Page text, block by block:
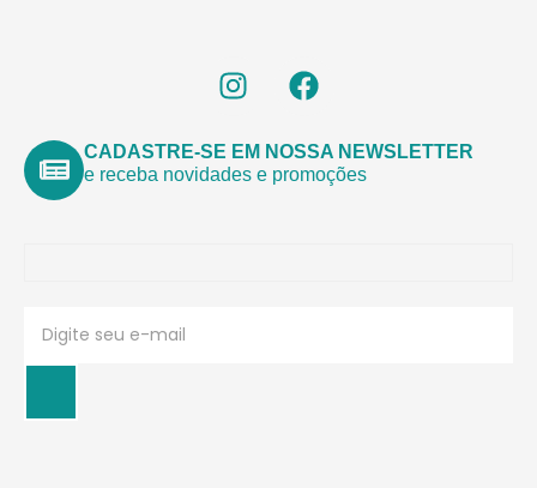
CADASTRE-SE EM NOSSA NEWSLETTER
e receba novidades e promoções